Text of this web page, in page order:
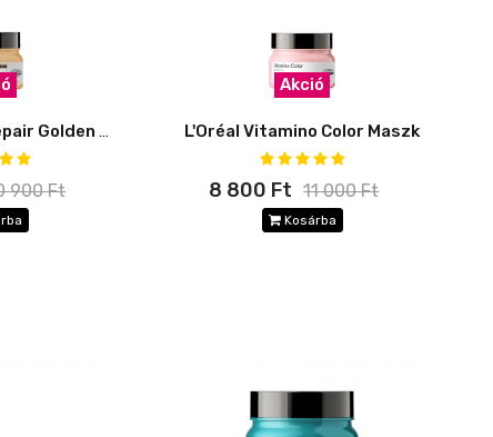
L'Oréal Absolut Repair Golden maszk
900 Ft
Akció
L'Oréal Vitamino Color Maszk
8 800 Ft 11 000 Ft
Kosárba